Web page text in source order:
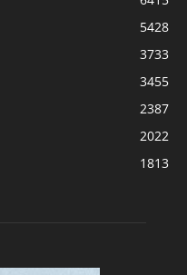
5428
3733
3455
2387
2022
1813